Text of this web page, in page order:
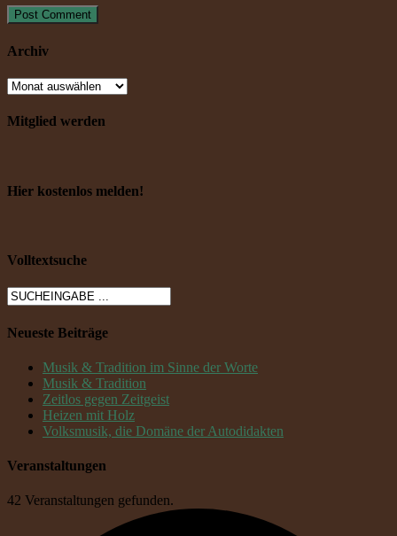
Archiv
Mitglied werden
Hier kostenlos melden!
Volltextsuche
Neueste Beiträge
Musik & Tradition im Sinne der Worte
Musik & Tradition
Zeitlos gegen Zeitgeist
Heizen mit Holz
Volksmusik, die Domäne der Autodidakten
Veranstaltungen
42 Veranstaltungen gefunden.